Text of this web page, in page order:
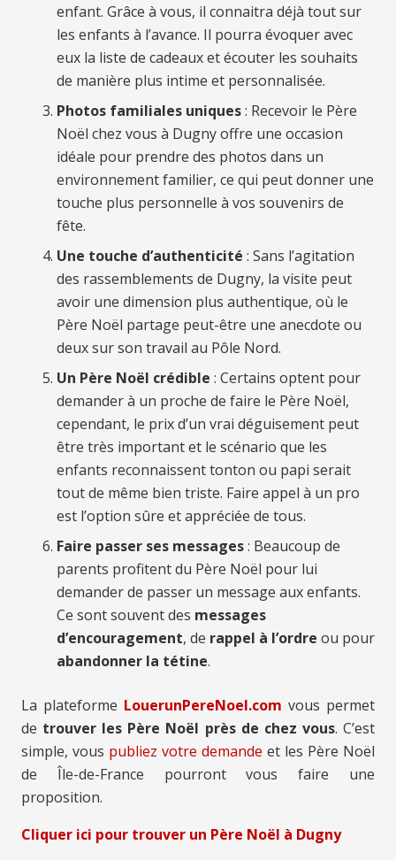
enfant. Grâce à vous, il connaitra déjà tout sur
les enfants à l’avance. Il pourra évoquer avec
eux la liste de cadeaux et écouter les souhaits
de manière plus intime et personnalisée.
Photos familiales uniques: Recevoir le Père
Noël chez vous à Dugny offre une occasion
idéale pour prendre des photos dans un
environnement familier, ce qui peut donner une
touche plus personnelle à vos souvenirs de
fête.
Une touche d’authenticité : Sans l’agitation
des rassemblements de Dugny, la visite peut
avoir une dimension plus authentique, où le
Père Noël partage peut-être une anecdote ou
deux sur son travail au Pôle Nord.
Un Père Noël crédible : Certains optent pour
demander à un proche de faire le Père Noël,
cependant, le prix d’un vrai déguisement peut
être très important et le scénario que les
enfants reconnaissent tonton ou papi serait
tout de même bien triste. Faire appel à un pro
est l’option sûre et appréciée de tous.
Faire passer ses messages: Beaucoup de
parents profitent du Père Noël pour lui
demander de passer un message aux enfants.
Ce sont souvent des messages
d’encouragement, de rappel à l’ordre ou pour
abandonner la tétine.
La plateforme LouerunPereNoel.com vous permet
de trouver les Père Noël près de chez vous. C’est
simple, vous publiez votre demande et les Père Noël
de Île-de-France pourront vous faire une
proposition.
Cliquer ici pour trouver un Père Noël à Dugny